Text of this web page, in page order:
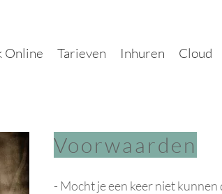
Online Tarieven Inhuren Cloud
Voorwaarden
- Mocht je een keer niet kunnen